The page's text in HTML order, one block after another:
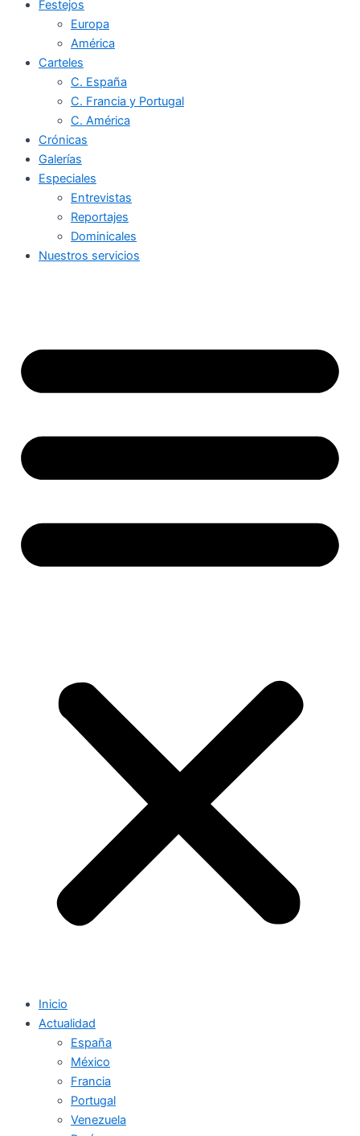
Festejos
Europa
América
Carteles
C. España
C. Francia y Portugal
C. América
Crónicas
Galerías
Especiales
Entrevistas
Reportajes
Dominicales
Nuestros servicios
Inicio
Actualidad
España
México
Francia
Portugal
Venezuela